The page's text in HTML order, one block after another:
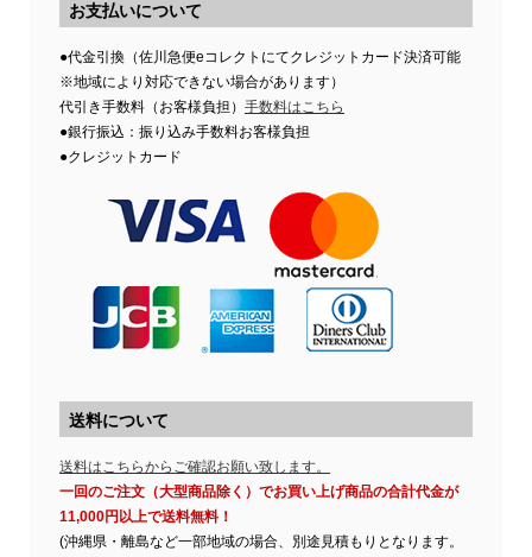
お支払いについて
●代金引換（佐川急便eコレクトにてクレジットカード決済可能
※地域により対応できない場合があります）
代引き手数料（お客様負担） 手数料はこちら
●銀行振込：振り込み手数料お客様負担
●クレジットカード
送料について
送料はこちらからご確認お願い致します。
一回のご注文（大型商品除く）でお買い上げ商品の合計代金が
11,000円以上で送料無料！
(沖縄県・離島など一部地域の場合、別途見積もりとなります。